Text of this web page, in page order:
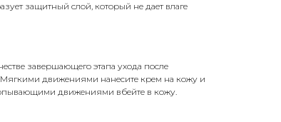
защитный слой, который не дает влаге
завершающего этапа ухода после
движениями нанесите крем на кожу и
движениями вбейте в кожу.